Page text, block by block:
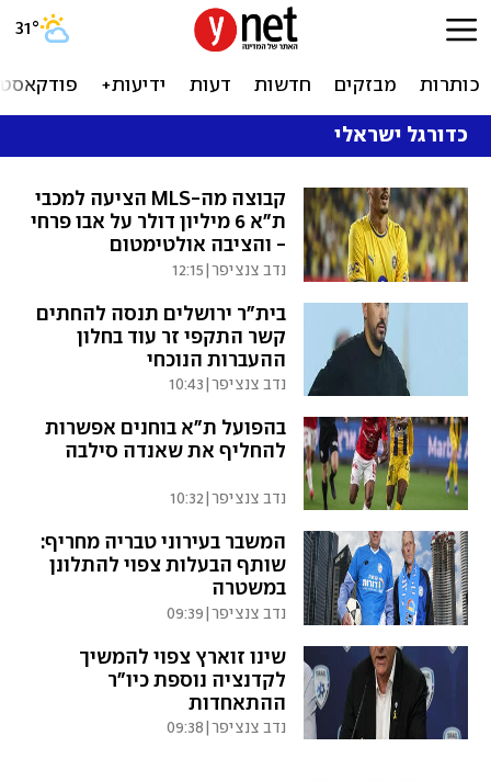
31°
כותרות מבזקים חדשות דעות ידיעות+
כדורגל ישראלי
קבוצה מה-MLS הציעה למכבי
ת"א 6 מיליון דולר על אבו פרחי
- והציבה אולטימטום
נדב צנציפר|
12:15
בית"ר ירושלים תנסה להחתים
קשר התקפי זר עוד בחלון
ההעברות הנוכחי
נדב צנציפר|
10:43
בהפועל ת"א בוחנים אפשרות
להחליף את שאנדה סילבה
נדב צנציפר|
10:32
המשבר בעירוני טבריה מחריף:
שותף הבעלות צפוי להתלונן
במשטרה
נדב צנציפר|
09:39
שינו זוארץ צפוי להמשיך
לקדנציה נוספת כיו"ר
ההתאחדות
נדב צנציפר|
09:38